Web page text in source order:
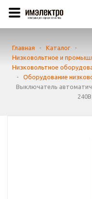
Главная - Каталог
-
Низковольтное и
Низковольтное
-
Оборудование
Выключатель